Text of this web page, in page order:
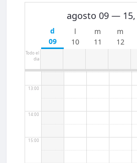
agosto 09 — 15,
09 10 11 12
Todo el
dia
13:00
14:00
15:00